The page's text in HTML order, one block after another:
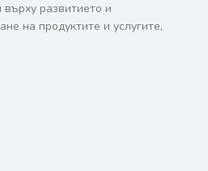
развитието и
на продуктите и услугите,